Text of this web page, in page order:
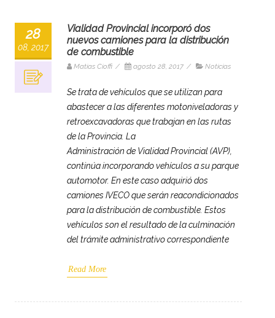
28
08, 2017
Vialidad Provincial incorporó dos
nuevos camiones para la distribución
de combustible
Matias Cioffi / agosto 28, 2017 / Noticias
Se trata de vehículos que se utilizan para
abastecer a las diferentes motoniveladoras y
retroexcavadoras que trabajan en las rutas
de la Provincia. La
Administración de Vialidad Provincial (AVP),
continúa incorporando vehículos a su parque
automotor. En este caso adquirió dos
camiones IVECO que serán reacondicionados
para la distribución de combustible. Estos
vehículos son el resultado de la culminación
del trámite administrativo correspondiente
Read More